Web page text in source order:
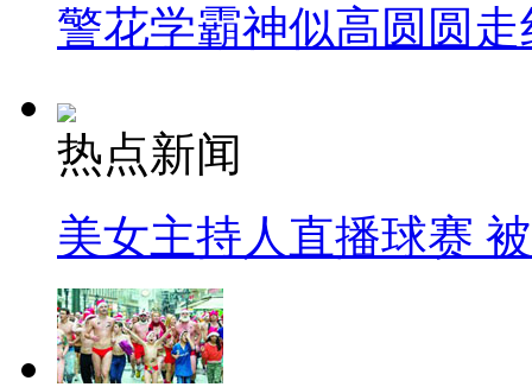
警花学霸神似高圆圆走
热点新闻
美女主持人直播球赛